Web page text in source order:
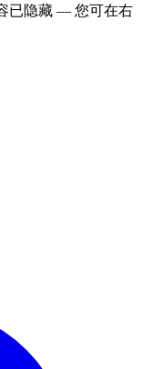
已隐藏 — 您可在右